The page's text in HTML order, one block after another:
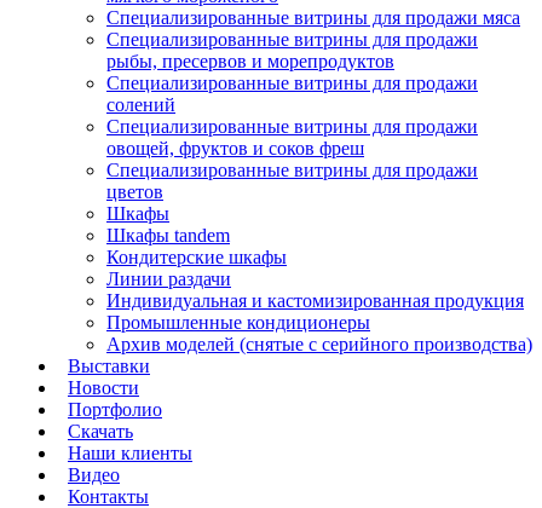
Специализированные витрины для продажи мяса
Специализированные витрины для продажи
рыбы, пресервов и морепродуктов
Специализированные витрины для продажи
солений
Специализированные витрины для продажи
овощей, фруктов и соков фреш
Специализированные витрины для продажи
цветов
Шкафы
Шкафы tandem
Кондитерские шкафы
Линии раздачи
Индивидуальная и кастомизированная продукция
Промышленные кондиционеры
Архив моделей (снятые с серийного производства)
Выставки
Новости
Портфолио
Скачать
Наши клиенты
Видео
Контакты